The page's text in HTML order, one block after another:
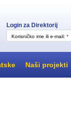
Login za Direktorij
Korisničko ime ili e-mail: *
Naši projekti